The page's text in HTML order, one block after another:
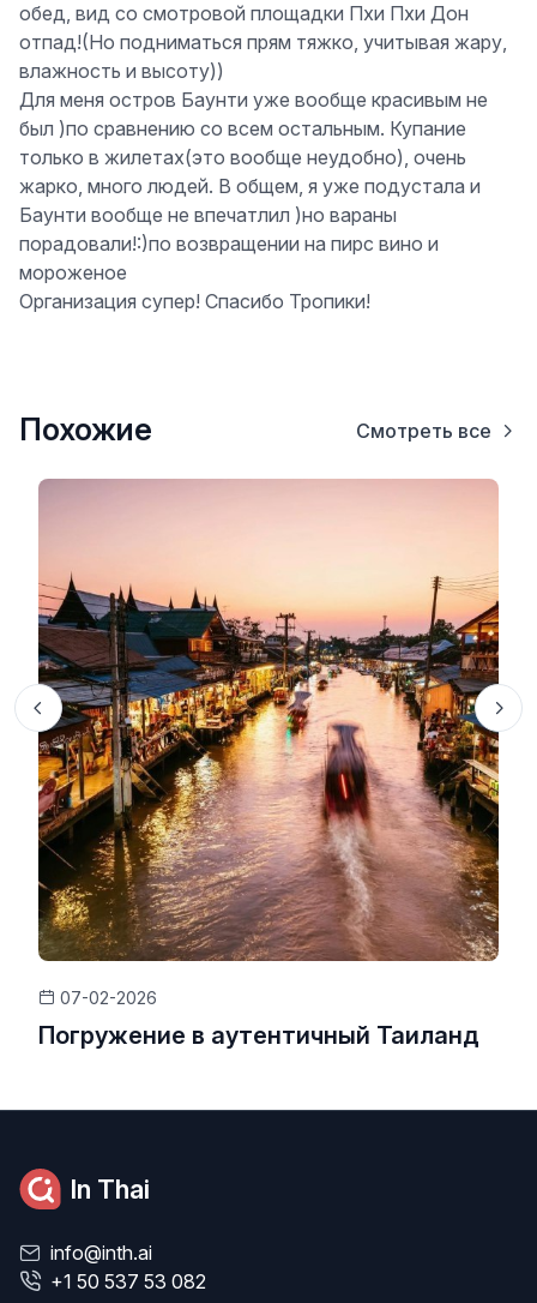
обед, вид со смотровой площадки Пхи Пхи Дон
отпад!(Но подниматься прям тяжко, учитывая жару,
влажность и высоту))
Для меня остров Баунти уже вообще красивым не
был )по сравнению со всем остальным. Купание
только в жилетах(это вообще неудобно), очень
жарко, много людей. В общем, я уже подустала и
Баунти вообще не впечатлил )но вараны
порадовали!:)по возвращении на пирс вино и
мороженое
Организация супер! Спасибо Тропики!
Похожие Смотреть все
07-02-2026
Погружение в аутентичный Таиланд
In Thai
info@inth.ai
+1 50 537 53 082